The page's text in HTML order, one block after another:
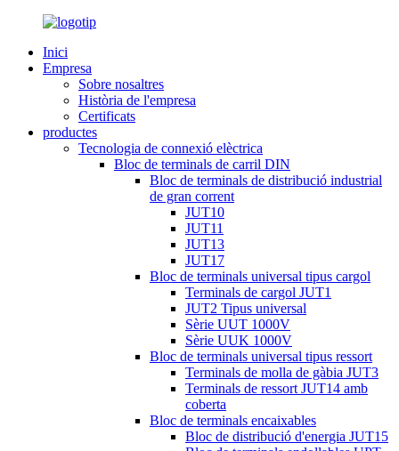
Inici
Empresa
Sobre nosaltres
Història de l'empresa
Certificats
productes
Tecnologia de connexió elèctrica
Bloc de terminals de carril DIN
Bloc de terminals de distribució industrial
de gran corrent
JUT10
JUT11
JUT13
JUT17
Bloc de terminals universal tipus cargol
Terminals de cargol JUT1
JUT2 Tipus universal
Sèrie UUT 1000V
Sèrie UUK 1000V
Bloc de terminals universal tipus ressort
Terminals de molla de gàbia JUT3
Terminals de ressort JUT14 amb
coberta
Bloc de terminals encaixables
Bloc de distribució d'energia JUT15